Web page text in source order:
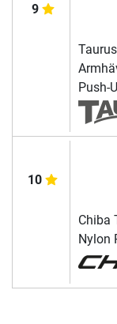
9
Taurus
Push-
10
Chiba
Nylon